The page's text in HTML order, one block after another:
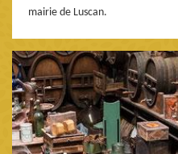
mairie de Luscan.